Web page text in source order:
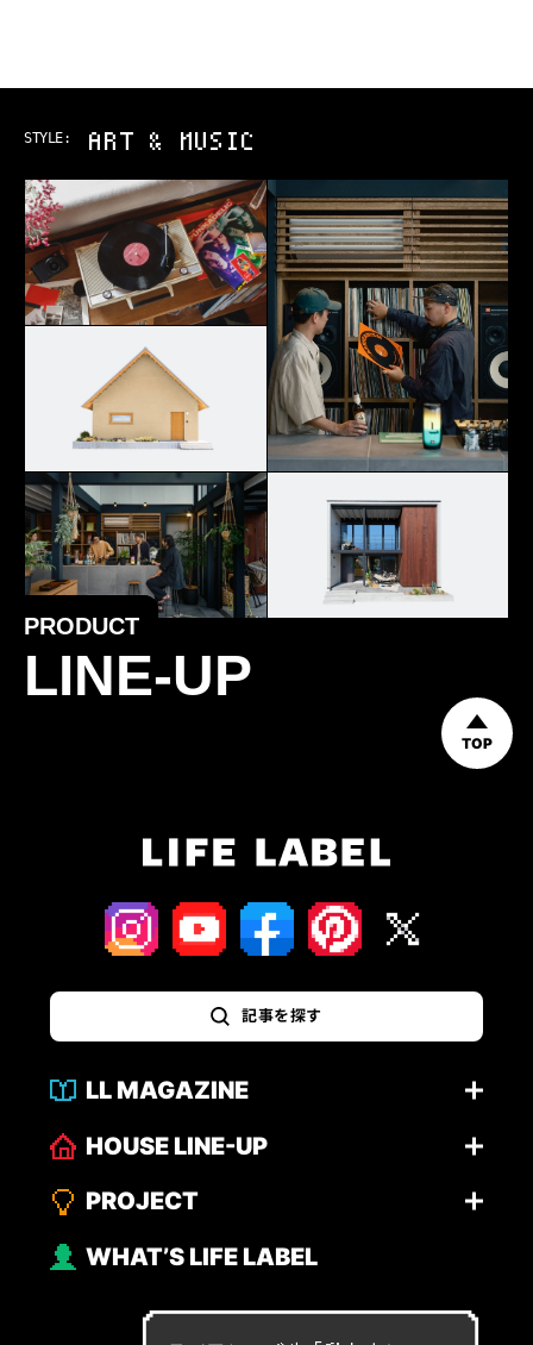
STYLE: ART & MUSIC
PRODUCT
LINE-UP
TOP
記事を探す
LL MAGAZINE
HOUSE LINE-UP
PROJECT
WHAT’S LIFE LABEL